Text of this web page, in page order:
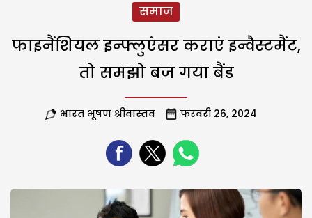
समाज
फाइनैंशियल इन्फ्लुएंसर कराएं इन्वैस्टमैंट,
तो समझो बज गया बैंड
भारत भूषण श्रीवास्तव फरवरी 26, 2024